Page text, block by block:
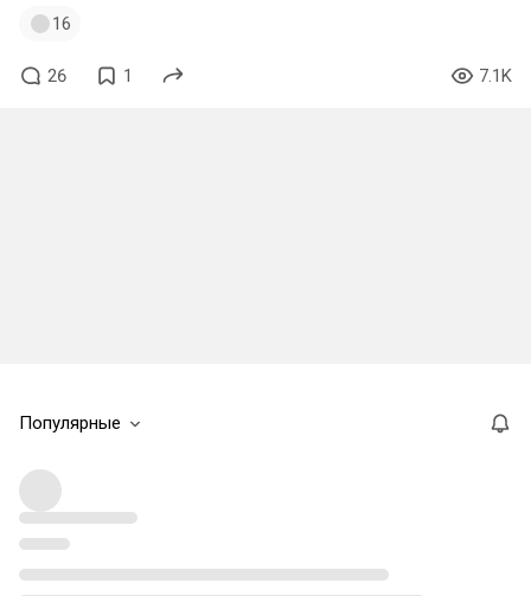
16
26 1 7.1K
Популярные